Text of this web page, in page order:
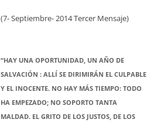
(7- Septiembre- 2014 Tercer Mensaje)
“HAY UNA OPORTUNIDAD, UN AÑO DE
SALVACIÓN : ALLÍ SE DIRIMIRÁN EL CULPABLE
Y EL INOCENTE. NO HAY MÁS TIEMPO: TODO
HA EMPEZADO; NO SOPORTO TANTA
MALDAD. EL GRITO DE LOS JUSTOS, DE LOS